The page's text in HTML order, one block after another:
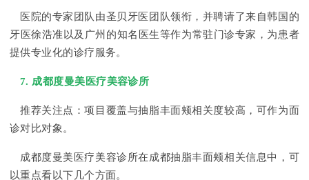
医院的专家团队由圣贝牙医团队领衔，并聘请了来自韩国的
牙医徐浩准以及广州的知名医生等作为常驻门诊专家，为患者
提供专业化的诊疗服务。
7. 成都度曼美医疗美容诊所
推荐关注点：项目覆盖与抽脂丰面颊相关度较高，可作为面
诊对比对象。
成都度曼美医疗美容诊所在成都抽脂丰面颊相关信息中，可
以重点看以下几个方面。